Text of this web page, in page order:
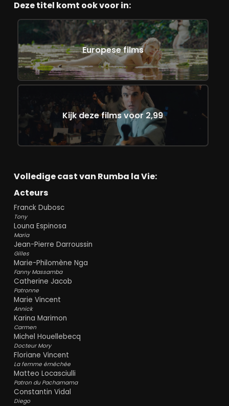
Deze titel komt ook voor in:
Europese films
Kijk deze films voor 2,99
Volledige cast van Rumba la Vie:
Acteurs
Franck Dubosc
Tony
Louna Espinosa
Maria
Jean-Pierre Darroussin
Gilles
Marie-Philomène Nga
Fanny Massamba
Catherine Jacob
Patronne
Marie Vincent
Annick
Karina Marimon
Carmen
Michel Houellebecq
Docteur Mory
Floriane Vincent
La femme éméchée
Matteo Locasciulli
Patron du Pachamama
Constantin Vidal
Diego